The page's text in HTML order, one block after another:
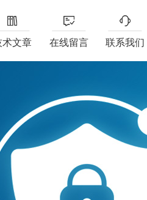
术文章 在线留言 联系我们